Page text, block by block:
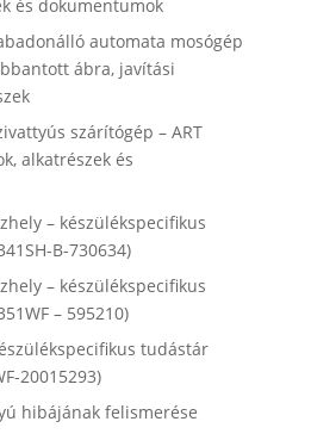
és dokumentumok
automata mosógép
ábra, javítási
szárítógép – ART
alkatrészek és
– készülékspecifikus
B-730634)
– készülékspecifikus
– 595210)
tudástár
20015293)
hibájának felismerése